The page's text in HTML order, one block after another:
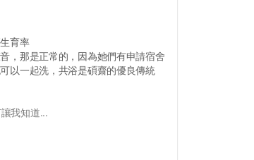
育率
，那是正常的，因為她們有申請宿舍
以一起洗，共浴是碩齋的優良傳統
我知道...